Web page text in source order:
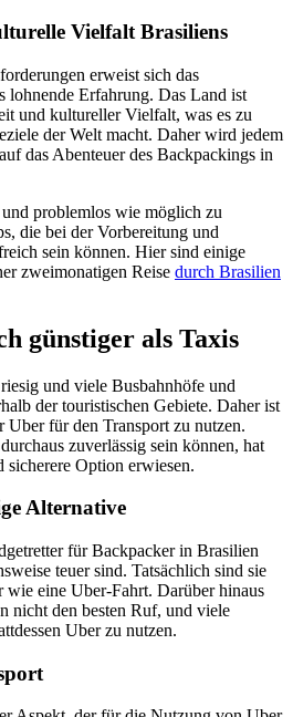
Vielfalt Brasiliens
erweist sich das
lohnende Erfahrung. Das Land ist
und kultureller Vielfalt, was es zu
der Welt macht. Daher wird jedem
das Abenteuer des Backpackings in
problemlos wie möglich zu
die bei der Vorbereitung und
sein können. Hier sind einige
zweimonatigen Reise durch Brasilien
günstiger als Taxis
und viele Busbahnhöfe und
der touristischen Gebiete. Daher ist
Uber für den Transport zu nutzen.
zuverlässig sein können, hat
sicherere Option erwiesen.
Alternative
für Backpacker in Brasilien
teuer sind. Tatsächlich sind sie
wie eine Uber-Fahrt. Darüber hinaus
nicht den besten Ruf, und viele
Uber zu nutzen.